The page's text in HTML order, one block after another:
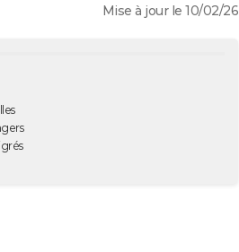
Mise à jour le 10/02/26